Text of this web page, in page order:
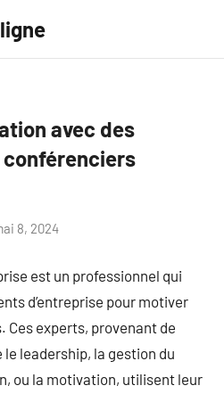
avec des
8, 2024
est un professionnel qui
d’entreprise pour motiver
Ces experts, provenant de
leadership, la gestion du
ou la motivation, utilisent leur